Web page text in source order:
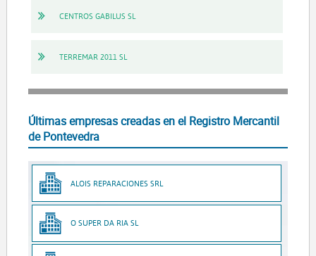
CENTROS GABILUS SL
TERREMAR 2011 SL
Últimas empresas creadas en el Registro Mercantil
de Pontevedra
ALOIS REPARACIONES SRL
O SUPER DA RIA SL